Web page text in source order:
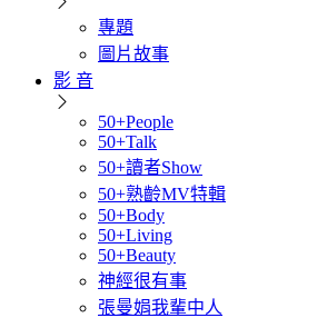
專題
圖片故事
影 音
50+People
50+Talk
50+讀者Show
50+熟齡MV特輯
50+Body
50+Living
50+Beauty
神經很有事
張曼娟我輩中人